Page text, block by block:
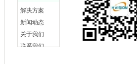
解决方案
新闻动态
关于我们
联系我们